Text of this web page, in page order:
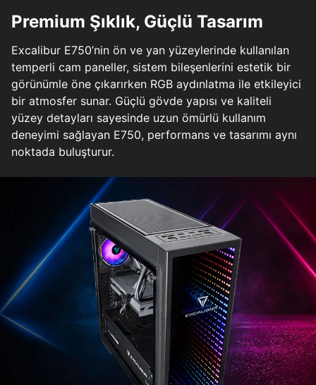
Premium Şıklık, Güçlü Tasarım
Excalibur E750’nin ön ve yan yüzeylerinde kullanılan
temperli cam paneller, sistem bileşenlerini estetik bir
görünümle öne çıkarırken RGB aydınlatma ile etkileyici
bir atmosfer sunar. Güçlü gövde yapısı ve kaliteli
yüzey detayları sayesinde uzun ömürlü kullanım
deneyimi sağlayan E750, performans ve tasarımı aynı
noktada buluşturur.